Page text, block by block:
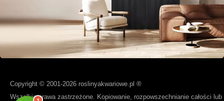
Copyright © 2001-2026 roslinyakwariowe.pl ®
Wszelkie prawa zastrzeżone. Kopiowanie, rozpowszechnianie całości lub